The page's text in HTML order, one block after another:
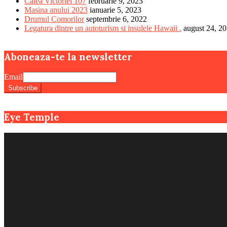
Masina anului 2023 ianuarie 5, 2023
Drumul Comorilor septembrie 6, 2022
Legatura dintre un autoturism si insulele Hawaii . august 24,
Aboneaza-te la newsletter
Email
Eye Temple